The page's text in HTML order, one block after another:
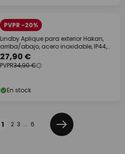
PVPR -20%
Lindby Aplique para exterior Hakan,
arriba/abajo, acero inoxidable, IP44,
GU10
27,90 €
PVPR34,90 €
En stock
1 2 3 ... 6
Siguiente